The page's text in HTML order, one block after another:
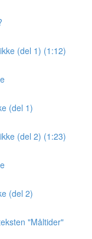
(del 1) (1:12)
(del 1)
(del 2) (1:23)
(del 2)
"Måltider"